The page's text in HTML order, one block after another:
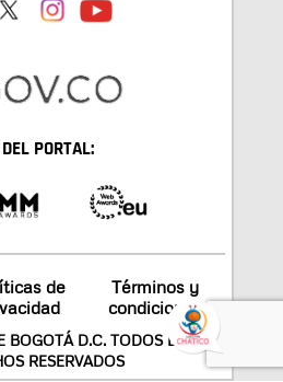
PORTAL:
de
Términos y
condiciones
BOGOTÁ D.C. TODOS LOS
RESERVADOS